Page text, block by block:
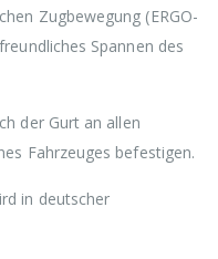
Zugbewegung (ERGO-
Spannen des
der Gurt an allen
Fahrzeuges befestigen.
in deutscher